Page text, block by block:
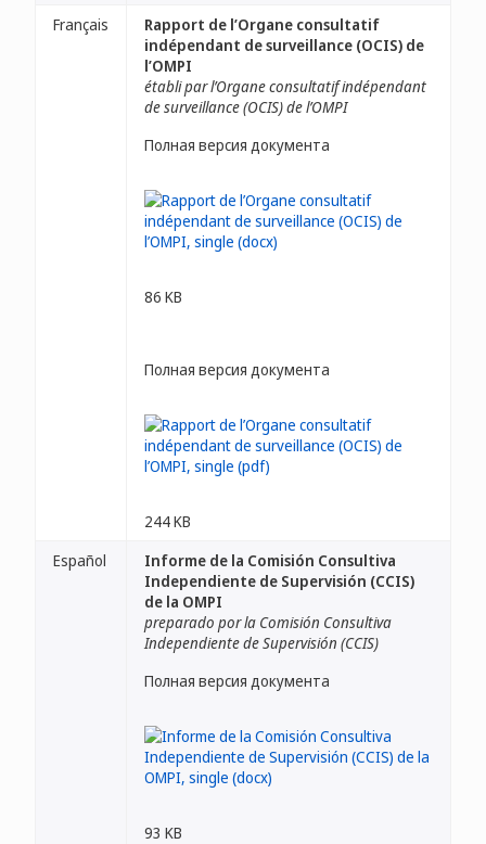
Français
Rapport de l’Organe consultatif
indépendant de surveillance (OCIS) de
l’OMPI
établi par l’Organe consultatif indépendant
de surveillance (OCIS) de l’OMPI
Полная версия документа
86 KB
Полная версия документа
244 KB
Español
Informe de la Comisión Consultiva
Independiente de Supervisión (CCIS)
de la OMPI
preparado por la Comisión Consultiva
Independiente de Supervisión (CCIS)
Полная версия документа
93 KB